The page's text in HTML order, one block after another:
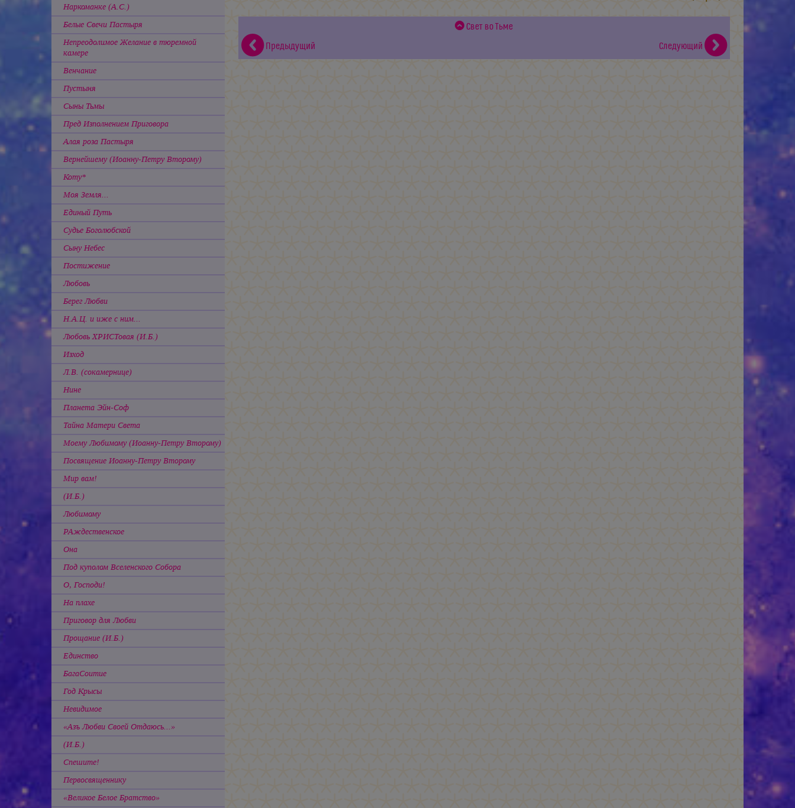
Наркоманке (А.С.)
Белые Свечи Пастыря
Непреодолимое Желание в тюремной
камере
Венчание
Пустыня
Сыны Тьмы
Пред Изполнением Приговора
Алая роза Пастыря
Вернейшему (Иоанну-Петру Второму)
Коту*
Моя Земля...
Единый Путь
Судье Боголюбской
Сыну Небес
Постижение
Любовь
Берег Любви
Н.А.Ц. и иже с ним...
Любовь ХРИСТовая (И.Б.)
Изход
Л.В. (сокамернице)
Нине
Планета Эйн-Соф
Тайна Матери Света
Моему Любимому (Иоанну-Петру Второму)
Посвящение Иоанну-Петру Второму
Мир вам!
(И.Б.)
Любимому
РАждественское
Она
Под куполом Вселенского Собора
О, Господи!
На плахе
Приговор для Любви
Прощание (И.Б.)
Единство
БагаСоитие
Год Крысы
Невидимое
«Азъ Любви Своей Отдаюсь...»
(И.Б.)
Спешите!
Первосвященнику
«Великое Белое Братство»
Свет во Тьме
Предыдущий
Следующий